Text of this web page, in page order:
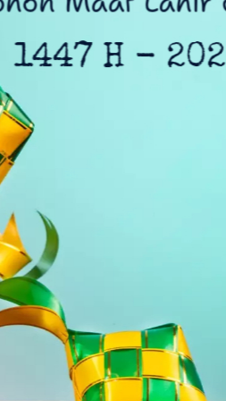
Kejaksaan Siapkan AI dan Sistem
Kali Bekasi Tercemar Berat,
Tri Adhianto Pacu Reformasi
Badiklat Kejaksaan Gandeng